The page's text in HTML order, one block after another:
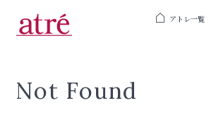
アトレ一覧
Not Found